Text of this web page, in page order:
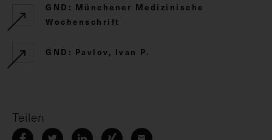
GND: Münchener Medizinische
Wochenschrift
GND: Pavlov, Ivan P.
Teilen